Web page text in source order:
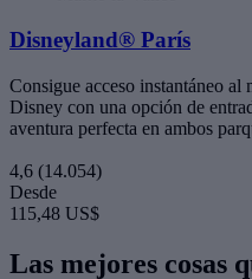
Disneyland® París
Consigue acceso instantáneo al
Disney con una opción de
aventura perfecta en ambos
4,6 (14.054)
Desde
115,48 US$
Las mejores cosas